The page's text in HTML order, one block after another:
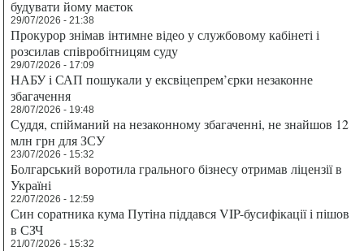
будувати йому маєток
29/07/2026 - 21:38
Прокурор знімав інтимне відео у службовому кабінеті і
розсилав співробітницям суду
29/07/2026 - 17:09
НАБУ і САП пошукали у ексвіцепрем’єрки незаконне
збагачення
28/07/2026 - 19:48
Суддя, спійманий на незаконному збагаченні, не знайшов 12
млн грн для ЗСУ
23/07/2026 - 15:32
Болгарський воротила грального бізнесу отримав ліцензії в
Україні
22/07/2026 - 12:59
Син соратника кума Путіна піддався VIP-бусифікації і пішов
в СЗЧ
21/07/2026 - 15:32